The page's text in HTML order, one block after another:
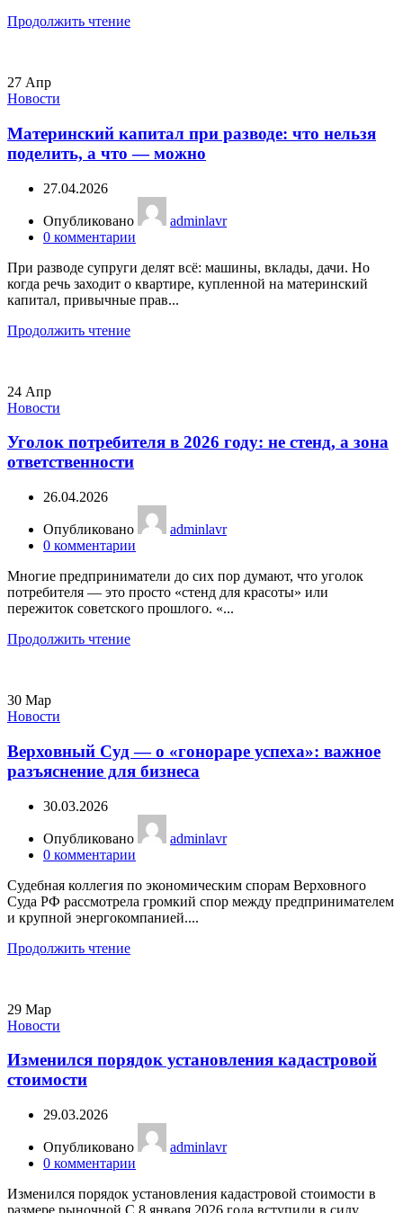
Продолжить чтение
27 Апр
Новости
Материнский капитал при разводе: что нельзя
поделить, а что — можно
27.04.2026
Опубликовано
adminlavr
0 комментарии
При разводе супруги делят всё: машины, вклады, дачи. Но
когда речь заходит о квартире, купленной на материнский
капитал, привычные прав...
Продолжить чтение
24 Апр
Новости
Уголок потребителя в 2026 году: не стенд, а зона
ответственности
26.04.2026
Опубликовано
adminlavr
0 комментарии
Многие предприниматели до сих пор думают, что уголок
потребителя — это просто «стенд для красоты» или
пережиток советского прошлого. «...
Продолжить чтение
30 Мар
Новости
Верховный Суд — о «гонораре успеха»: важное
разъяснение для бизнеса
30.03.2026
Опубликовано
adminlavr
0 комментарии
Судебная коллегия по экономическим спорам Верховного
Суда РФ рассмотрела громкий спор между предпринимателем
и крупной энергокомпанией....
Продолжить чтение
29 Мар
Новости
Изменился порядок установления кадастровой
стоимости
29.03.2026
Опубликовано
adminlavr
0 комментарии
Изменился порядок установления кадастровой стоимости в
размере рыночной С 8 января 2026 года вступили в силу